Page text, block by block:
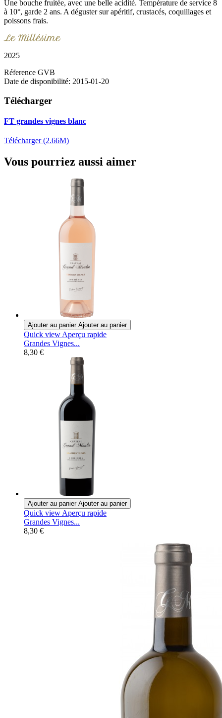
Une bouche fruitée, avec une belle acidité. Température de service 8
à 10°, garde 2 ans. A déguster sur apéritif, crustacés, coquillages et
poissons frais.
Le Millésime
2025
Réference GVB
Date de disponibilité: 2015-01-20
Télécharger
FT grandes vignes blanc
Télécharger (2.66M)
Vous pourriez aussi aimer
Ajouter au panier Ajouter au panier
Quick view Aperçu rapide
Grandes Vignes...
8,30 €
Ajouter au panier Ajouter au panier
Quick view Aperçu rapide
Grandes Vignes...
8,30 €